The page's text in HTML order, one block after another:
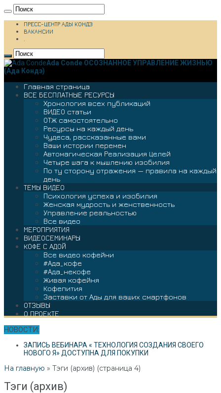
ПРЕСС-ЦЕНТР АДЫ КОНДЭ
ВАКАНСИИ
.
Ada Conde ОСОЗНАННОЕ УПРАВЛЕНИЕ ЖИЗНЬЮ
(Ада Кондэ)
Главная страница
ВСЕ БЕСПЛАТНЫЕ РЕСУРСЫ
Хронология всех публикаций
ВИДЕО статьи
ОТЖ самостоятельно
Ресурсы на каждый день
Чудеса, рассказанные вами
Ваши истории перемен
Автомагическая Реализация Целей
Четыре шага к мышлению изобилия
По ту сторону отражения — правила на каждый
день
ТЕМЫ ВИДЕО
Психология успеха и изобилия
Женская мудрость и женственность
Управление реальностью
Все видео
МЕРОПРИЯТИЯ
ВИДЕОСЕМИНАРЫ
КОФЕ С АДОЙ
Все видео кофейни
#Ада_кофе
#Ада_некофе
Живая кофейня
Кофепития
Заставки от Ады для ваших смартфонов
ОТЗЫВЫ
О ПРОЕКТЕ
НОВОСТИ:
ЗАПИСЬ ВЕБИНАРА « ТЕХНОЛОГИЯ СОЗДАНИЯ СВОЕГО
НОВОГО Я» ДОСТУПНА ДЛЯ ПОКУПКИ
На главную » Тэги (архив) (страница 4)
Тэги (архив)